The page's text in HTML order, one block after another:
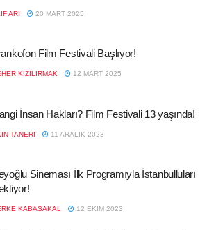
ARI 20 MART 2025
Film Festivali Başlıyor!
KIZILIRMAK 12 MART 2025
İnsan Hakları? Film Festivali 13 yaşında!
TANERI 11 ARALIK 2023
Sineması İlk Programıyla İstanbulluları
KABASAKAL 12 EKIM 2023